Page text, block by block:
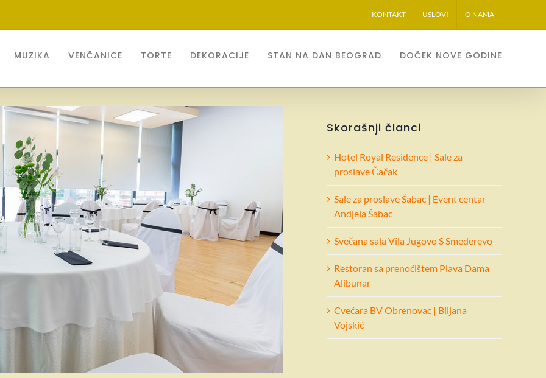
KONTAKT USLOVI O NAMA
MUZIKA VENČANICE TORTE DEKORACIJE STAN NA DAN BEOGRAD DOČEK NOVE GODINE
Skorašnji članci
Hotel Royal Residence | Sale za
proslave Čačak
Sale za proslave Šabac | Event centar
Andjela Šabac
Svečana sala Vila Jugovo S Smederevo
Restoran sa prenoćištem Plava Dama
Alibunar
Cvećara BV Obrenovac | Biljana
Vojskić